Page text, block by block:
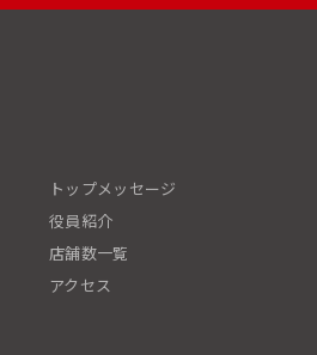
トップメッセージ
役員紹介
店舗数一覧
アクセス